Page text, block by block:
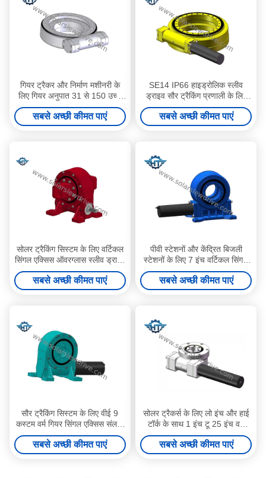
गियर ट्रैकर और निर्माण मशीनरी के
लिए गियर अनुपात 31 से 150 उच्च
टोक़ स्लीविंग रिंग गियरबॉक्स
सबसे अच्छी कीमत पाएं
SE14 IP66 हाइड्रोलिक स्लीव
ड्राइव सौर ट्रैकिंग प्रणाली के लिए
स्लीविंग रिंग ड्राइव संलग्न
सबसे अच्छी कीमत पाएं
सोलर ट्रैकिंग सिस्टम के लिए वर्टिकल
सिंगल एक्सिस ऑवरग्लास स्लीव ड्राइव
गियरबॉक्स
सबसे अच्छी कीमत पाएं
पीवी स्टेशनों और केंद्रित बिजली
स्टेशनों के लिए 7 इंच वर्टिकल सिंगल
एक्सिस वर्म गियर स्लीव ड्राइव
सबसे अच्छी कीमत पाएं
सौर ट्रैकिंग सिस्टम के लिए वीई 9
कस्टम वर्म गियर सिंगल एक्सिस संलग्न
स्लीव ड्राइव गियरबॉक्स
सबसे अच्छी कीमत पाएं
सोलर ट्रैकर्स के लिए लो इंच और हाई
टॉर्क के साथ 1 इंच टू 25 इंच वर्म
गियर स्लीव ड्राइव
सबसे अच्छी कीमत पाएं